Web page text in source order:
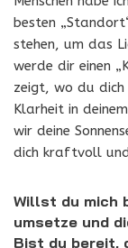
besten
stehen, um das
werde dir einen
zeigt, wo du dich
Klarheit in
wir deine
dich kraftvoll
Willst du mich
umsetze und
Bist du bereit,